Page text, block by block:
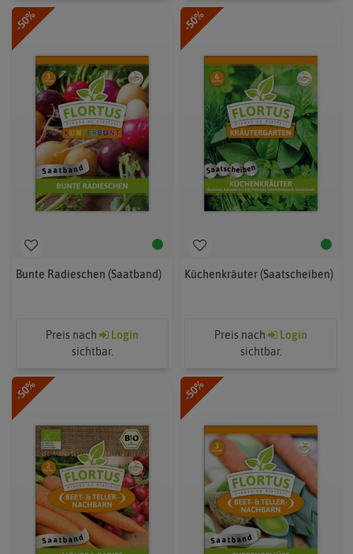
-50%
Bunte Radieschen (Saatband)
Preis nach
Login
sichtbar.
-50%
Küchenkräuter (Saatscheiben)
Preis nach
Login
sichtbar.
-50% -50%